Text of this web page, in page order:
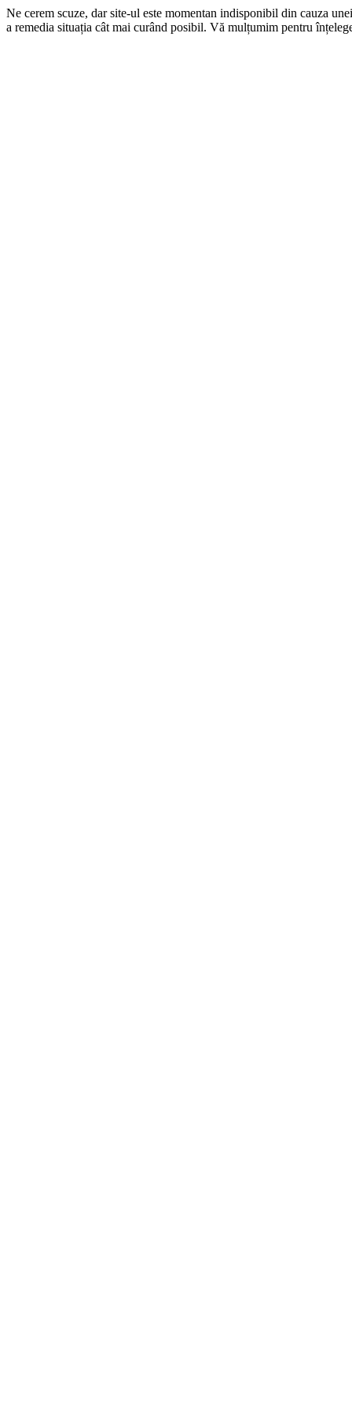
Ne cerem scuze, dar site-ul este momentan indisponibil din cauza
a remedia situația cât mai curând posibil. Vă mulțumim pentru